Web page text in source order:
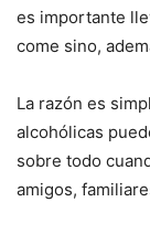
es importante
come sino,
La razón es
alcohólicas
sobre todo
amigos,